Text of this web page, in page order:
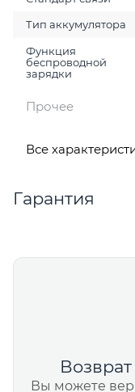
Тип аккумулятора
Функция
беспроводной
зарядки
Прочее
Все
Гарантия
Вы можете